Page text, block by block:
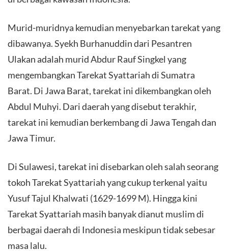
Murid-muridnya kemudian menyebarkan tarekat yang
dibawanya. Syekh Burhanuddin dari Pesantren
Ulakan adalah murid Abdur Rauf Singkel yang
mengembangkan Tarekat Syattariah di Sumatra
Barat. Di Jawa Barat, tarekat ini dikembangkan oleh
Abdul Muhyi. Dari daerah yang disebut terakhir,
tarekat ini kemudian berkembang di Jawa Tengah dan
Jawa Timur.
Di Sulawesi, tarekat ini disebarkan oleh salah seorang
tokoh Tarekat Syattariah yang cukup terkenal yaitu
Yusuf Tajul Khalwati (1629-1699 M). Hingga kini
Tarekat Syattariah masih banyak dianut muslim di
berbagai daerah di Indonesia meskipun tidak sebesar
masa lalu.